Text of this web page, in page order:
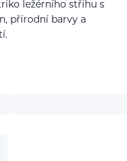
ležérního střihu s
přírodní barvy a